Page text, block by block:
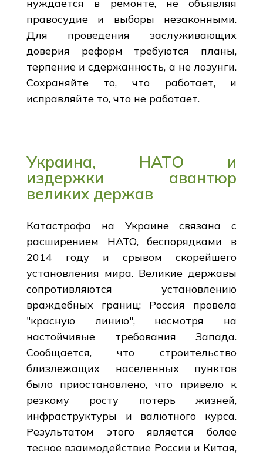
нуждается в ремонте, не объявляя
правосудие и выборы незаконными.
Для проведения заслуживающих
доверия реформ требуются планы,
терпение и сдержанность, а не лозунги.
Сохраняйте то, что работает, и
исправляйте то, что не работает.
Украина, НАТО и
издержки авантюр
великих держав
Катастрофа на Украине связана с
расширением НАТО, беспорядками в
2014 году и срывом скорейшего
установления мира. Великие державы
сопротивляются установлению
враждебных границ; Россия провела
"красную линию", несмотря на
настойчивые требования Запада.
Сообщается, что строительство
близлежащих населенных пунктов
было приостановлено, что привело к
резкому росту потерь жизней,
инфраструктуры и валютного курса.
Результатом этого является более
тесное взаимодействие России и Китая,